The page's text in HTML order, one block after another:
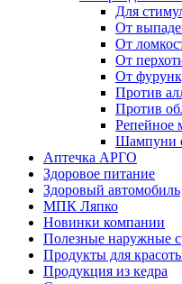
Для
От
От
От
От
Против
Против
Репейное
Шампуни
Аптечка АРГО
Здоровое питание
Здоровый автомобиль
МПК Ляпко
Новинки компании
Полезные наружные
Продукты для
Продукция из кедра